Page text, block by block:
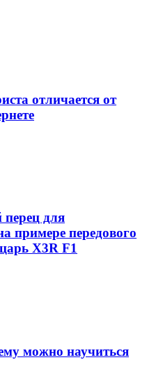
отличается от
для
примере передового
X3R F1
можно научиться